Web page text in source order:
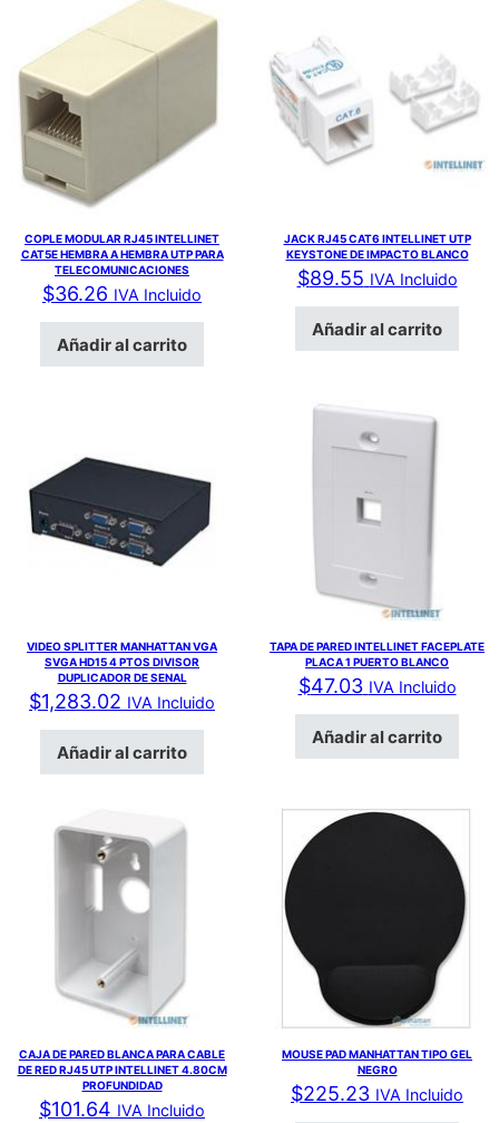
COPLE MODULAR RJ45 INTELLINET
CAT5E HEMBRA A HEMBRA UTP PARA
TELECOMUNICACIONES
$36.26 IVA Incluido
Añadir al carrito
JACK RJ45 CAT6 INTELLINET UTP
KEYSTONE DE IMPACTO BLANCO
$89.55 IVA Incluido
Añadir al carrito
VIDEO SPLITTER MANHATTAN VGA
SVGA HD15 4 PTOS DIVISOR
DUPLICADOR DE SENAL
$1,283.02 IVA Incluido
Añadir al carrito
TAPA DE PARED INTELLINET FACEPLATE
PLACA 1 PUERTO BLANCO
$47.03 IVA Incluido
Añadir al carrito
CAJA DE PARED BLANCA PARA CABLE
DE RED RJ45 UTP INTELLINET 4.80CM
PROFUNDIDAD
$101.64 IVA Incluido
MOUSE PAD MANHATTAN TIPO GEL
NEGRO
$225.23 IVA Incluido